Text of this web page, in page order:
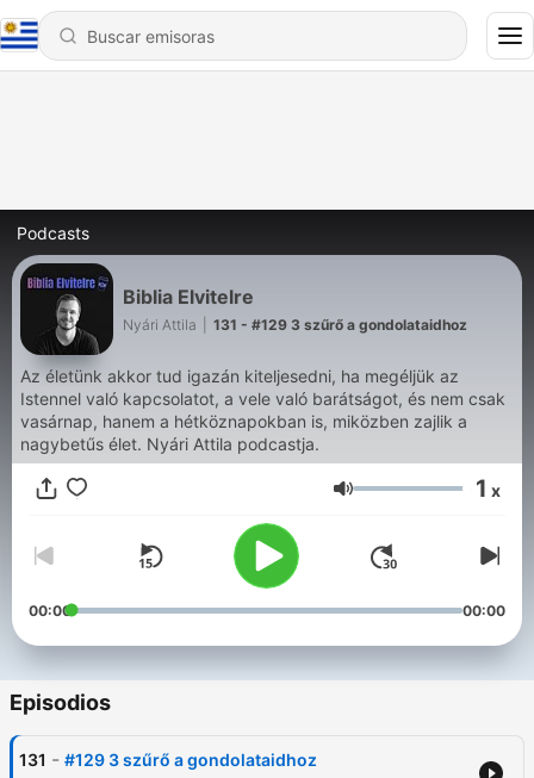
Podcasts
Biblia Elvitelre
Nyári Attila 131 - #129 3 szűrő a gondolataidhoz
Az életünk akkor tud igazán kiteljesedni, ha megéljük az
Istennel való kapcsolatot, a vele való barátságot, és nem csak
vasárnap, hanem a hétköznapokban is, miközben zajlik a
nagybetűs élet. Nyári Attila podcastja.
Volumen 1 x
00:00 00:00
Episodios
131 - #129 3 szűrő a gondolataidhoz